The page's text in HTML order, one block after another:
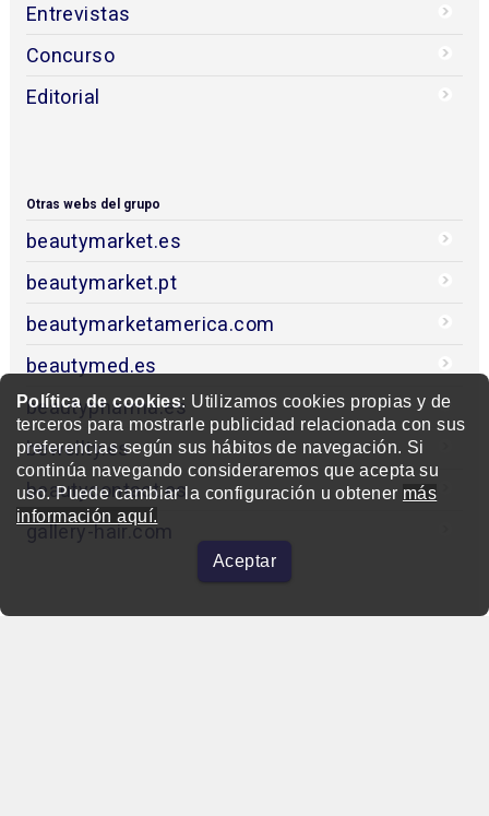
Política de cookies: Utilizamos cookies propias y de
terceros para mostrarle publicidad relacionada con sus
preferencias según sus hábitos de navegación. Si
continúa navegando consideraremos que acepta su
uso. Puede cambiar la configuración u obtener más
información aquí.
Aceptar
Entrevistas
Concurso
Editorial
Otras webs del grupo
beautymarket.es
beautymarket.pt
beautymarketamerica.com
beautymed.es
beautypharma.es
bewellty.es
beautycontact.es
gallery-hair.com